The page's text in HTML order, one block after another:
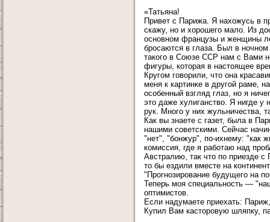
«Татьяна!
Привет с Парижа. Я нахожусь в
скажу, но и хорошего мало. Из
основном французы и женщины
бросаются в глаза. Был в
такого в Союзе ССР нам с Вами
фигуры, которая в настоящее
Кругом говорили, что она
меня к картинке в другой раме,
особенный взгляд глаз, но я
это даже хулиганство. Я нигде
рук. Много у них жульничества,
Как вы знаете с газет, была в
нашими советскими. Сейчас
"нет", "бонжур", по-ихнему: "как
комиссия, где я работаю над
Австралию, так что по приезде с
то бы ездили вместе на
"Прогнозирование будущего на
Теперь моя специальность —
оптимистов.
Если надумаете приехать:
Купил Вам касторовую шляпку,